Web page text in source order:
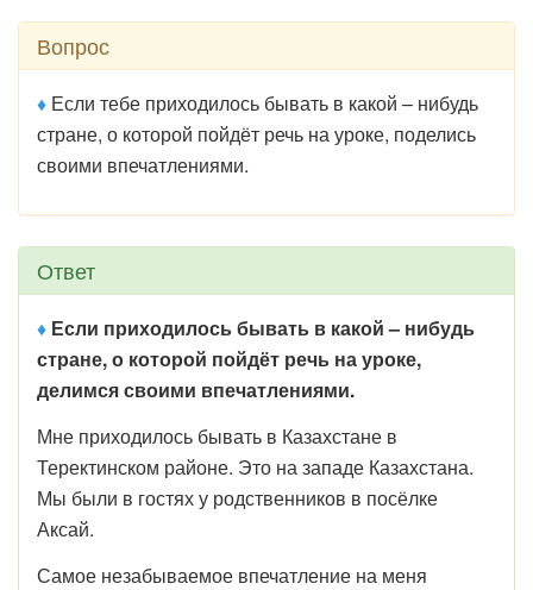
Вопрос
♦ Если тебе приходилось бывать в какой – нибудь
стране, о которой пойдёт речь на уроке, поделись
своими впечатлениями.
Ответ
♦ Если приходилось бывать в какой – нибудь
стране, о которой пойдёт речь на уроке,
делимся своими впечатлениями.
Мне приходилось бывать в Казахстане в
Теректинском районе. Это на западе Казахстана.
Мы были в гостях у родственников в посёлке
Аксай.
Самое незабываемое впечатление на меня